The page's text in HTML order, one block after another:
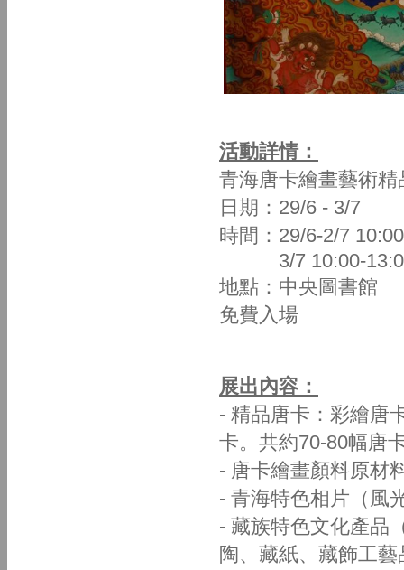
活動詳情：
青海唐卡繪畫藝術精
日期：29/6 - 3/7
時間：29/6-2/7
3/7 10:00-
地點：中央圖書館
免費入場
展出內容：
- 精品唐卡：彩繪唐
卡。共約70-80幅唐
- 唐卡繪畫顏料原材
- 青海特色相片（風
- 藏族特色文化產品
陶、藏紙、藏飾工藝